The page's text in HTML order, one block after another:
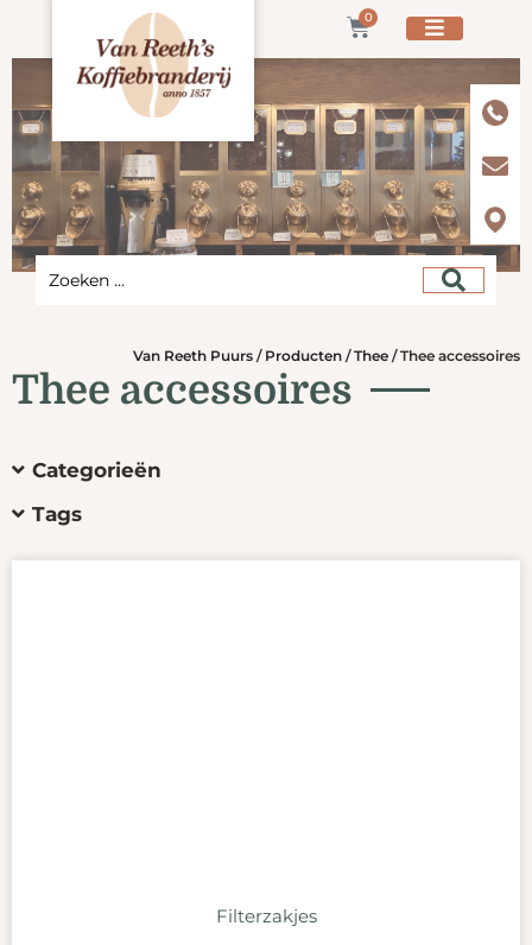
0
Van Reeth Puurs / Producten /Thee /Thee accessoires
Thee accessoires
Categorieën
Tags
Filterzakjes